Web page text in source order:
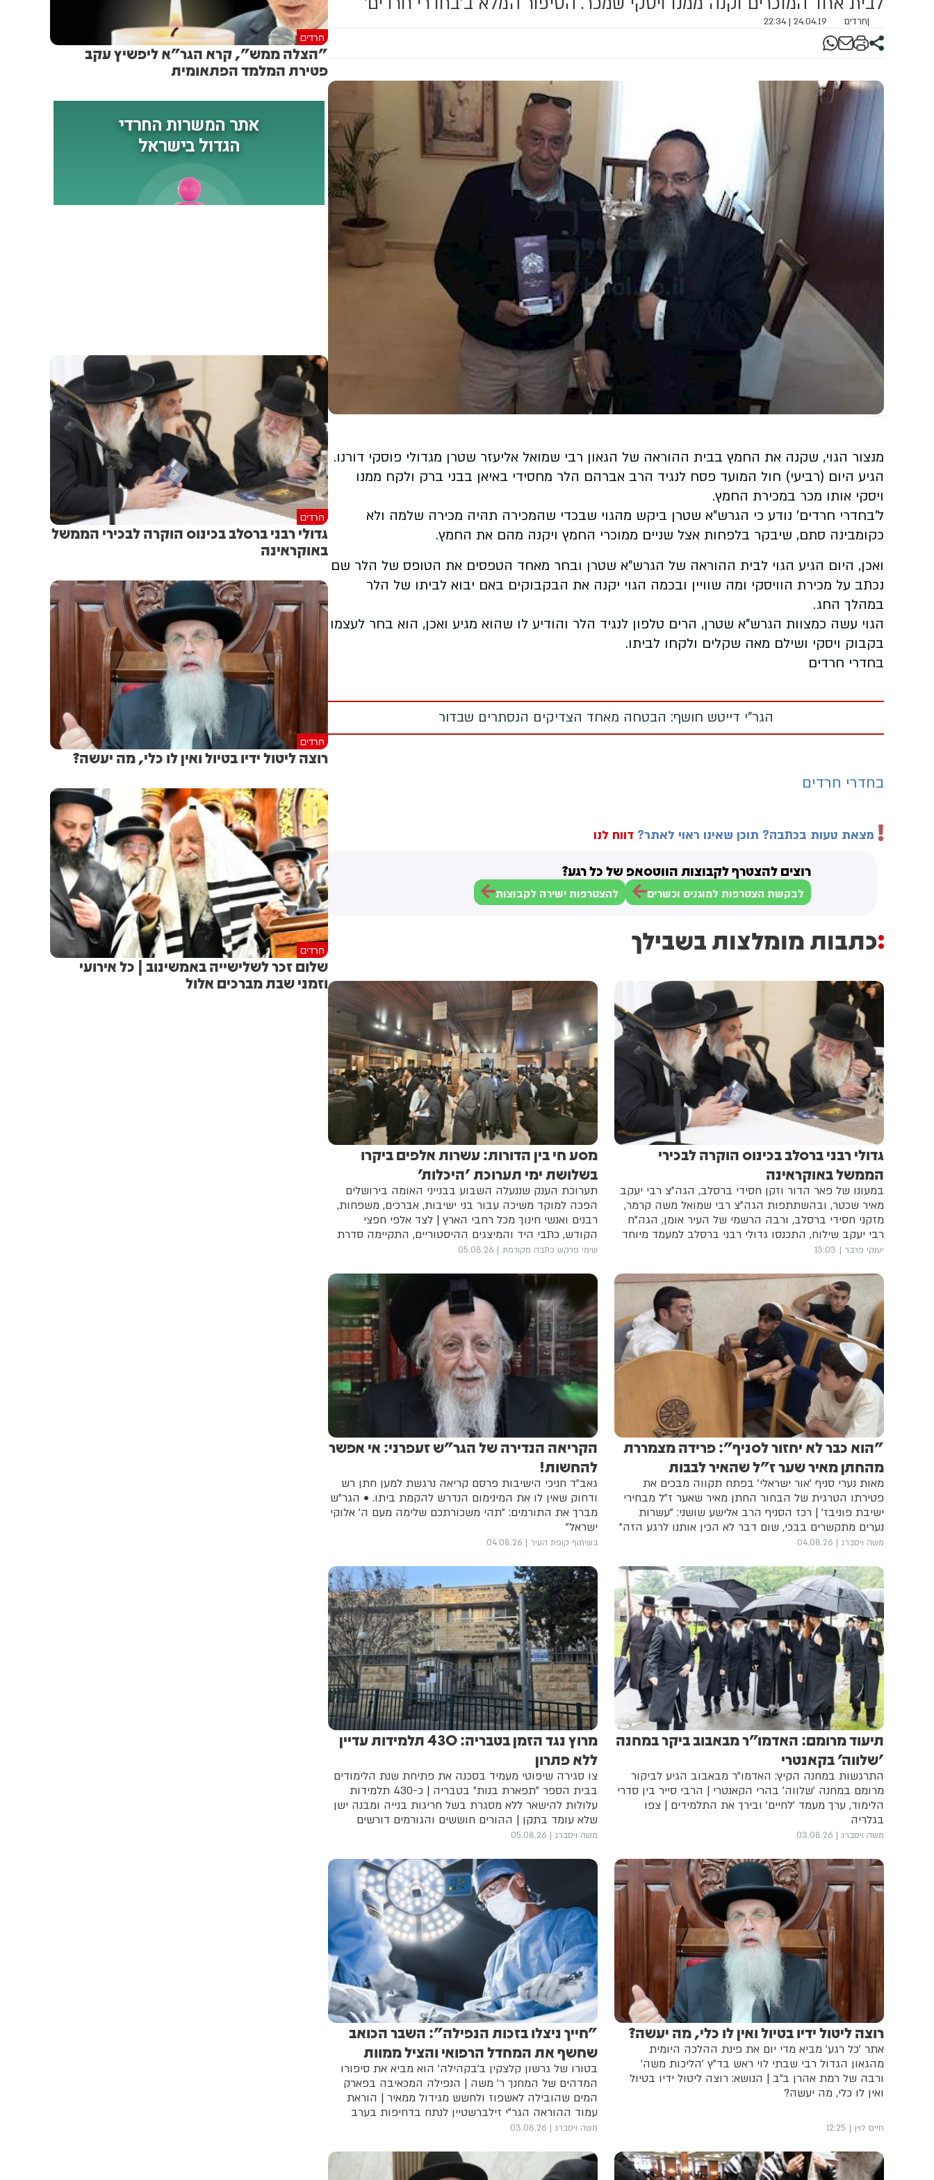
|חרדים 24.04.19 | 22:34
מנצור הגוי, שקנה את החמץ בבית ההוראה של הגאון רבי שמואל אליעזר שטרן מגדולי פוסקי דורנו.
הגיע היום (רביעי) חול המועד פסח לנגיד הרב אברהם הלר מחסידי באיאן בבני ברק ולקח ממנו
ויסקי אותו מכר במכירת החמץ.
ל'בחדרי חרדים' נודע כי הגרש"א שטרן ביקש מהגוי שבכדי שהמכירה תהיה מכירה שלמה ולא
כקומבינה סתם, שיבקר בלפחות אצל שניים ממוכרי החמץ ויקנה מהם את החמץ.
ואכן, היום הגיע הגוי לבית ההוראה של הגרש"א שטרן ובחר מאחד הטפסים את הטופס של הלר שם
נכתב על מכירת הוויסקי ומה שוויין ובכמה הגוי יקנה את הבקבוקים באם יבוא לביתו של הלר
במהלך החג.
הגוי עשה כמצוות הגרש"א שטרן, הרים טלפון לנגיד הלר והודיע לו שהוא מגיע ואכן, הוא בחר לעצמו
בקבוק ויסקי ושילם מאה שקלים ולקחו לביתו.
בחדרי חרדים
הגר"י דייטש חושף: הבטחה מאחד הצדיקים הנסתרים שבדור
בחדרי חרדים
מצאת טעות בכתבה? תוכן שאינו ראוי לאתר? דווח לנו
רוצים להצטרף לקבוצות הווטסאפ של כל רגע?
לבקשת הצטרפות למוגנים וכשרים להצטרפות ישירה לקבוצות
כתבות מומלצות בשבילך
גדולי רבני ברסלב בכינוס הוקרה לבכירי
הממשל באוקראינה
במעונו של פאר הדור וזקן חסידי ברסלב, הגה"צ רבי יעקב
מאיר שכטר, ובהשתתפות הגה"צ רבי שמואל משה קרמר,
מזקני חסידי ברסלב, ורבה הרשמי של העיר אומן, הגה"ח
רבי יעקב שילוח, התכנסו גדולי רבני ברסלב למעמד מיוחד
ויוצא דופן • במהלך הכינוס ביקשו הרבנים לשלוח איגרת
הדתות ולראש המחוז • כל הפרטים על המעמד רב הרושם
יענקי פרבר 13:03
מסע חי בין הדורות: עשרות אלפים ביקרו
בשלושת ימי תערוכת 'היכלות'
תערוכת הענק שננעלה השבוע בבנייני האומה בירושלים
הפכה למוקד משיכה עבור בני ישיבות, אברכים, משפחות,
רבנים ואנשי חינוך מכל רחבי הארץ | לצד אלפי חפצי
הקודש, כתבי היד והמיצגים ההיסטוריים, התקיימה סדרת
מושבים ופאנלים שעסקה בדמותם של גדולי ישראל, עולם
הבא | המארגנים מסכמים בסיפוק: "הציבור לא הגיע רק
לראות את ההיסטוריה, אלא לחיות אותה"
שימי פרקש כתבה מקודמת 05.08.26
"הוא כבר לא יחזור לסניף": פרידה מצמררת
מהחתן מאיר שער ז"ל שהאיר לבבות
מאות נערי סניף 'אור ישראלי' בפתח תקווה מבכים את
פטירתו הטרגית של הבחור החתן מאיר שאער ז"ל מבחירי
ישיבת פוניבז' | רכז הסניף הרב אלישע שושני: "עשרות
נערים מתקשרים בבכי, שום דבר לא הכין אותנו לרגע הזה"
| דמות נדירה של מסירות ונתינה שנגדעה בחטף
משה ויסברג 04.08.26
הקריאה הנדירה של הגר"ש זעפרני: אי אפשר
להחשות!
גאב"ד חניכי הישיבות פרסם קריאה נרגשת למען חתן רש
ודחוק שאין לו את המינימום הנדרש להקמת ביתו. • הגר"ש
מברך את התורמים: "תהי משכורתכם שלימה מעם ה' אלוקי
ישראל"
בשיתוף קופת העיר 04.08.26
תיעוד מרומם: האדמו"ר מבאבוב ביקר במחנה
'שלווה' בקאנטרי
התרגשות במחנה הקיץ: האדמו"ר מבאבוב הגיע לביקור
מרומם במחנה 'שלווה' בהרי הקאנטרי | הרבי סייר בין סדרי
הלימוד, ערך מעמד 'לחיים' ובירך את התלמידים | צפו
בגלריה
משה ויסברג 03.08.26
מרוץ נגד הזמן בטבריה: 430 תלמידות עדיין
ללא פתרון
צו סגירה שיפוטי מעמיד בסכנה את פתיחת שנת הלימודים
בבית הספר "תפארת בנות" בטבריה | כ-430 תלמידות
עלולות להישאר ללא מסגרת בשל חריגות בנייה ומבנה ישן
שלא עומד בתקן | ההורים חוששים והגורמים דורשים
התערבות דחופה של העירייה ומשרד החינוך | מעיריית
משה ויסברג 05.08.26
רוצה ליטול ידיו בטיול ואין לו כלי, מה יעשה?
אתר 'כל רגע' מביא מדי יום את פינת ההלכה היומית
מהגאון הגדול רבי שבתי לוי ראש בד"ץ 'הליכות משה'
ורבה של רמת אהרן ב"ב | הנושא: רוצה ליטול ידיו בטיול
ואין לו כלי, מה יעשה?
חיים לוין 12:25
"חייך ניצלו בזכות הנפילה": השבר הכואב
שחשף את המחדל הרפואי והציל ממוות
בטורו של גרשון קלצקין ב'בקהילה' הוא מביא את סיפורו
המדהים של המחנך ר' משה | הנפילה המכאיבה בפארק
המים שהובילה לאשפוז ולחשש מגידול ממאיר | הוראת
עמוד ההוראה הגר"י זילברשטיין לנתח בדחיפות בערב
תשעה באב | הסיפור המלא
משה ויסברג 03.08.26
חרדים
"הצלה ממש", קרא הגר"א ליפשיץ עקב
פטירת המלמד הפתאומית
חרדים
גדולי רבני ברסלב בכינוס הוקרה לבכירי הממשל
באוקראינה
חרדים
רוצה ליטול ידיו בטיול ואין לו כלי, מה יעשה?
חרדים
שלום זכר לשלישייה באמשינוב | כל אירועי
וזמני שבת מברכים אלול